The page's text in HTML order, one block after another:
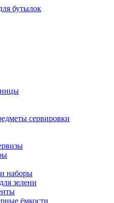
бутылок
сервировки
наборы
зелени
ёмкости